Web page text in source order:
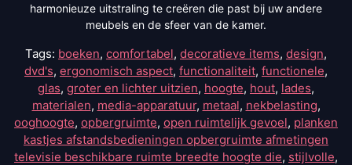
harmonieuze uitstraling te creëren die past bij uw andere
meubels en de sfeer van de kamer.
Tags: boeken, comfortabel, decoratieve items, design,
dvd's, ergonomisch aspect, functionaliteit, functionele,
glas, groter en lichter uitzien, hoogte, hout, lades,
materialen, media-apparatuur, metaal, nekbelasting,
ooghoogte, opbergruimte, open ruimtelijk gevoel, planken
kastjes afstandsbedieningen opbergruimte afmetingen
televisie beschikbare ruimte breedte hoogte die, stijlvolle,